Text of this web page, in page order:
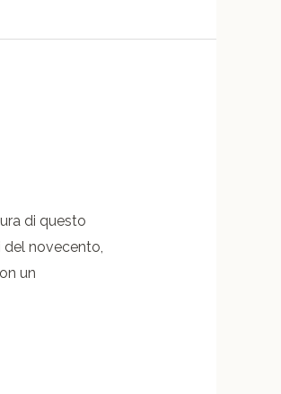
di questo
del novecento,
un